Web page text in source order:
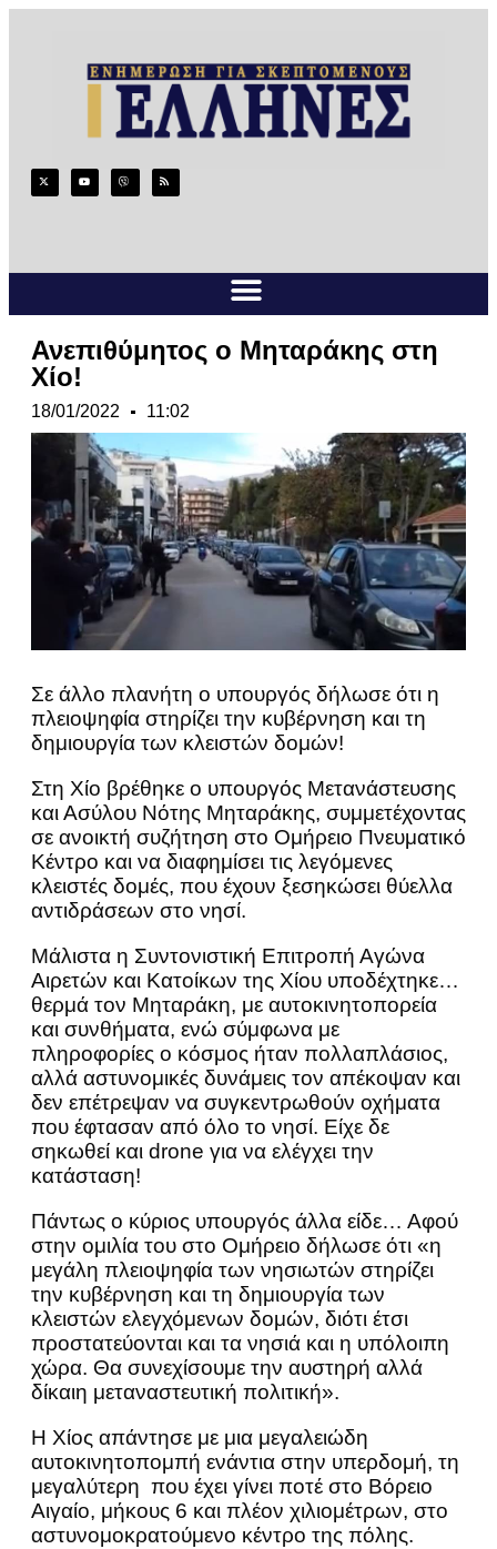
Ανεπιθύμητος ο Μηταράκης στη
Χίο!
18/01/2022 11:02
Σε άλλο πλανήτη ο υπουργός δήλωσε ότι η
πλειοψηφία στηρίζει την κυβέρνηση και τη
δημιουργία των κλειστών δομών!
Στη Χίο βρέθηκε ο υπουργός Μετανάστευσης
και Ασύλου Νότης Μηταράκης, συμμετέχοντας
σε ανοικτή συζήτηση στο Ομήρειο Πνευματικό
Κέντρο και να διαφημίσει τις λεγόμενες
κλειστές δομές, που έχουν ξεσηκώσει θύελλα
αντιδράσεων στο νησί.
Μάλιστα η Συντονιστική Επιτροπή Αγώνα
Αιρετών και Κατοίκων της Χίου υποδέχτηκε…
θερμά τον Μηταράκη, με αυτοκινητοπορεία
και συνθήματα, ενώ σύμφωνα με
πληροφορίες ο κόσμος ήταν πολλαπλάσιος,
αλλά αστυνομικές δυνάμεις τον απέκοψαν και
δεν επέτρεψαν να συγκεντρωθούν οχήματα
που έφτασαν από όλο το νησί. Είχε δε
σηκωθεί και drone για να ελέγχει την
κατάσταση!
Πάντως ο κύριος υπουργός άλλα είδε… Αφού
στην ομιλία του στο Ομήρειο δήλωσε ότι «η
μεγάλη πλειοψηφία των νησιωτών στηρίζει
την κυβέρνηση και τη δημιουργία των
κλειστών ελεγχόμενων δομών, διότι έτσι
προστατεύονται και τα νησιά και η υπόλοιπη
χώρα. Θα συνεχίσουμε την αυστηρή αλλά
δίκαιη μεταναστευτική πολιτική».
Η Χίος απάντησε με μια μεγαλειώδη
αυτοκινητοπομπή ενάντια στην υπερδομή, τη
μεγαλύτερη που έχει γίνει ποτέ στο Βόρειο
Αιγαίο, μήκους 6 και πλέον χιλιομέτρων, στο
αστυνομοκρατούμενο κέντρο της πόλης.